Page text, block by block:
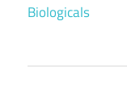
Biologicals